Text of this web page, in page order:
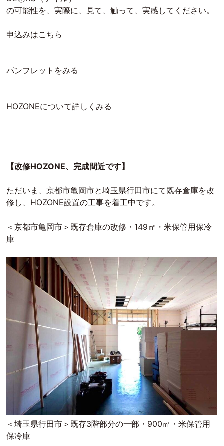
の可能性を、実際に、見て、触って、実感してください。
申込みはこちら
パンフレットをみる
HOZONEについて詳しくみる
【改修HOZONE、完成間近です】
ただいま、京都市亀岡市と埼玉県行田市にて既存倉庫を改
修し、HOZONE設置の工事を着工中です。
＜京都市亀岡市＞既存倉庫の改修・149㎡・米保管用保冷
庫
＜埼玉県行田市＞既存3階部分の一部・900㎡・米保管用
保冷庫